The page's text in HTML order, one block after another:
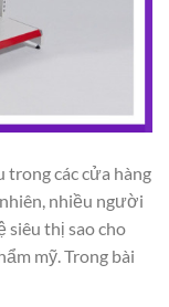
các cửa hàng
nhiều người
siêu thị sao cho
mỹ. Trong bài